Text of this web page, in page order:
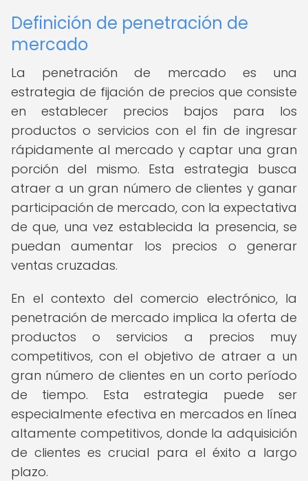
Definición de penetración de
mercado
La penetración de mercado es una
estrategia de fijación de precios que consiste
en establecer precios bajos para los
productos o servicios con el fin de ingresar
rápidamente al mercado y captar una gran
porción del mismo. Esta estrategia busca
atraer a un gran número de clientes y ganar
participación de mercado, con la expectativa
de que, una vez establecida la presencia, se
puedan aumentar los precios o generar
ventas cruzadas.
En el contexto del comercio electrónico, la
penetración de mercado implica la oferta de
productos o servicios a precios muy
competitivos, con el objetivo de atraer a un
gran número de clientes en un corto período
de tiempo. Esta estrategia puede ser
especialmente efectiva en mercados en línea
altamente competitivos, donde la adquisición
de clientes es crucial para el éxito a largo
plazo.